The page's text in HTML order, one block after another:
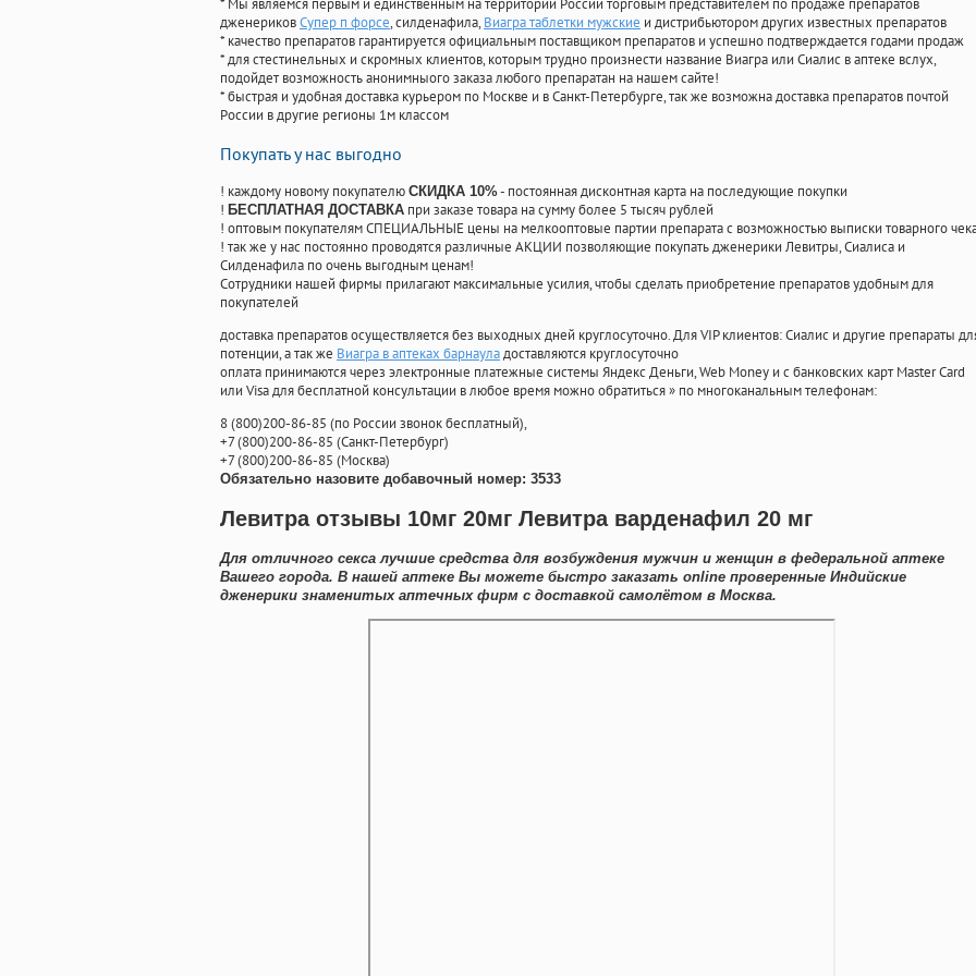
* Мы являемся первым и единственным на территории России торговым представителем по продаже препаратов
дженериковСупер п форсе, силденафила, Виагра таблетки мужские и дистрибьютором других известных препаратов
* качество препаратов гарантируется официальным поставщиком препаратов и успешно подтверждается годами продаж
* для стестинельных и скромных клиентов, которым трудно произнести название Виагра или Сиалис в аптеке вслух,
подойдет возможность анонимныого заказа любого препаратан на нашем сайте!
* быстрая и удобная доставка курьером по Москве и в Санкт-Петербурге, так же возможна доставка препаратов почтой
России в другие регионы 1м классом
Покупать у нас выгодно
! каждому новому покупателю СКИДКА 10%- постоянная дисконтная карта на последующие покупки
! БЕСПЛАТНАЯ ДОСТАВКА при заказе товара на сумму более 5 тысяч рублей
! оптовым покупателям СПЕЦИАЛЬНЫЕ цены на мелкооптовые партии препарата с возможностью выписки товарного
! так же у нас постоянно проводятся различные АКЦИИ позволяющие покупать дженерики Левитры, Сиалиса и
Силденафила по очень выгодным ценам!
Cотрудники нашей фирмы прилагают максимальные усилия, чтобы сделать приобретение препаратов удобным для
покупателей
доставка препаратов осуществляется без выходных дней круглосуточно. Для VIP клиентов: Сиалис и другие препараты
потенции, а так же Виагра в аптеках барнауладоставляются круглосуточно
оплата принимаются через электронные платежные системы Яндекс Деньги, Web Money и с банковских карт Master Card
или Visa для бесплатной консультации в любое время можно обратиться» по многоканальным телефонам:
8(800)200-86-85 (по России звонок бесплатный),
+7(800)200-86-85 (Санкт-Петербург)
+7(800)200-86-85 (Москва)
Обязательно назовите добавочный номер: 3533
Левитра отзывы 10мг 20мг Левитра варденафил 20 мг
Для отличного секса лучшие средства для возбуждения мужчин и женщин в федеральной аптеке
Вашего города. В нашей аптеке Вы можете быстро заказать online проверенные Индийские
дженерики знаменитых аптечных фирм с доставкой самолётом в Москва.